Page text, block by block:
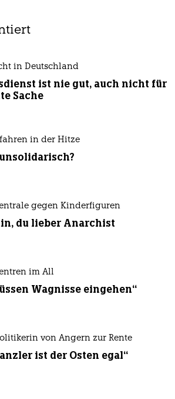
in Deutschland
ist nie gut, auch nicht für
Sache
in der Hitze
gegen Kinderfiguren
du lieber Anarchist
im All
Wagnisse eingehen“
von Angern zur Rente
ist der Osten egal“